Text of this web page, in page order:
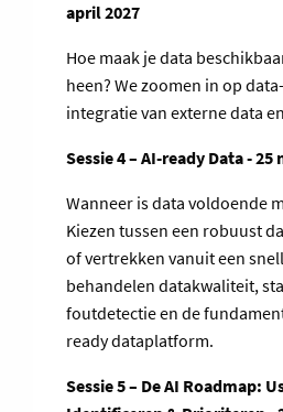
april 2027
Hoe maak je data
heen? We zoomen in op
integratie van externe data
Sessie 4 – AI-ready Data - 25
Wanneer is data voldoende
Kiezen tussen een robuust
of vertrekken vanuit een
behandelen datakwaliteit,
foutdetectie en de
ready dataplatform.
Sessie 5 – De AI Roadmap: